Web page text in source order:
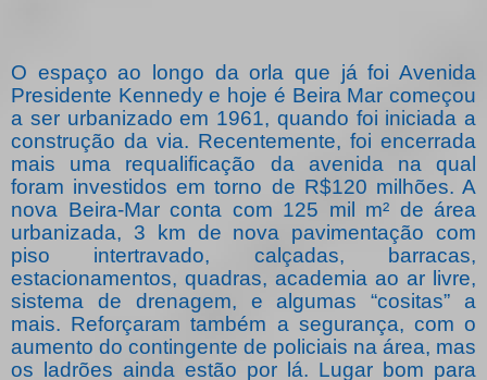
O espaço ao longo da orla que já foi Avenida
Presidente Kennedy e hoje é Beira Mar começou
a ser urbanizado em 1961, quando foi iniciada a
construção da via. Recentemente, foi encerrada
mais uma requalificação da avenida na qual
foram investidos em torno de R$120 milhões. A
nova Beira-Mar conta com 125 mil m² de área
urbanizada, 3 km de nova pavimentação com
piso intertravado, calçadas, barracas,
estacionamentos, quadras, academia ao ar livre,
sistema de drenagem, e algumas “cositas” a
mais. Reforçaram também a segurança, com o
aumento do contingente de policiais na área, mas
os ladrões ainda estão por lá. Lugar bom para